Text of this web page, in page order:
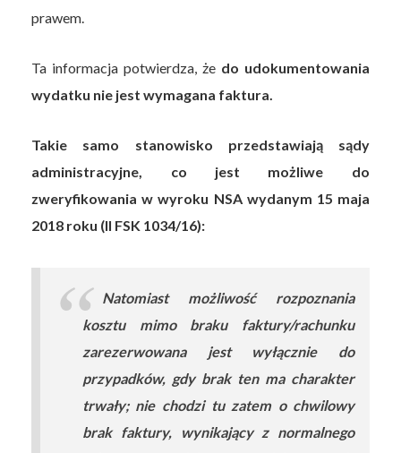
prawem.
Ta informacja potwierdza, że do udokumentowania
wydatku nie jest wymagana faktura.
Takie samo stanowisko przedstawiają sądy
administracyjne, co jest możliwe do
zweryfikowania w wyroku NSA wydanym 15 maja
2018 roku (II FSK 1034/16):
Natomiast możliwość rozpoznania
kosztu mimo braku faktury/rachunku
zarezerwowana jest wyłącznie do
przypadków, gdy brak ten ma charakter
trwały; nie chodzi tu zatem o chwilowy
brak faktury, wynikający z normalnego